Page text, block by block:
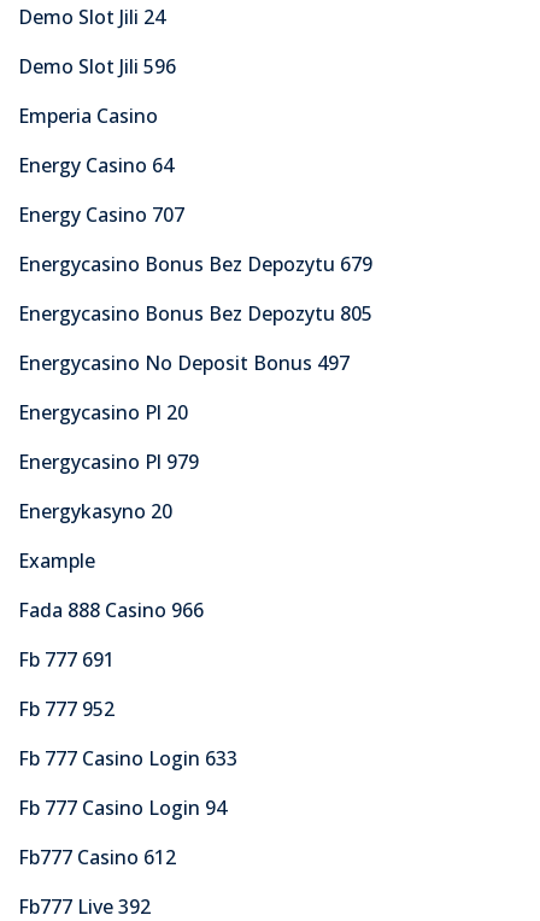
Demo Slot Jili 24
Demo Slot Jili 596
Emperia Casino
Energy Casino 64
Energy Casino 707
Energycasino Bonus Bez Depozytu 679
Energycasino Bonus Bez Depozytu 805
Energycasino No Deposit Bonus 497
Energycasino Pl 20
Energycasino Pl 979
Energykasyno 20
Example
Fada 888 Casino 966
Fb 777 691
Fb 777 952
Fb 777 Casino Login 633
Fb 777 Casino Login 94
Fb777 Casino 612
Fb777 Live 392